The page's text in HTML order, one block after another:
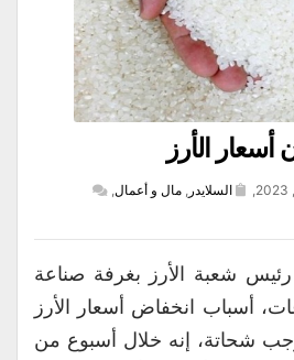
الأرز
السلايدر , مال و أعمال,
شعبة الأرز بغرفة صناعة
أسباب انخفاض أسعار الأرز
شحاتة، إنه خلال أسبوع من